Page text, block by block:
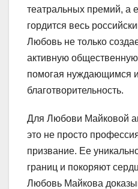
театральных премий, а
гордится весь
Любовь не только
активную общественную
помогая нуждающимся
благотворительность.
Для Любови Майковой
это не просто
призвание. Ее
границ и покоряют
Любовь Майкова